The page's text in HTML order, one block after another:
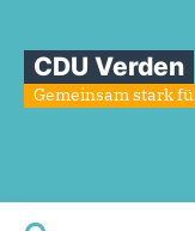
CDU Verden
Gemeinsam stark
Sie sind
CDUstartet